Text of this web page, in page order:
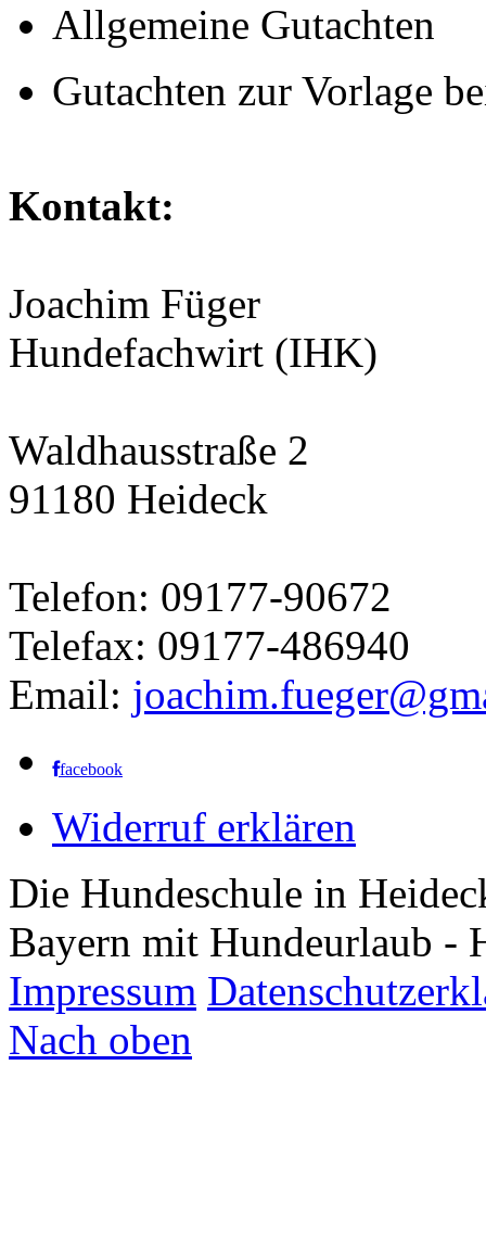
Allgemeine Gutachten
Gutachten zur Vorlage
Kontakt:
Joachim Füger
Hundefachwirt (IHK)
Waldhausstraße 2
91180 Heideck
Telefon: 09177-90672
Telefax: 09177-486940
Email:
facebook
Widerruf erklären
Die Hundeschule in
Bayern mit Hundeurlaub -
Impressum
Nach oben